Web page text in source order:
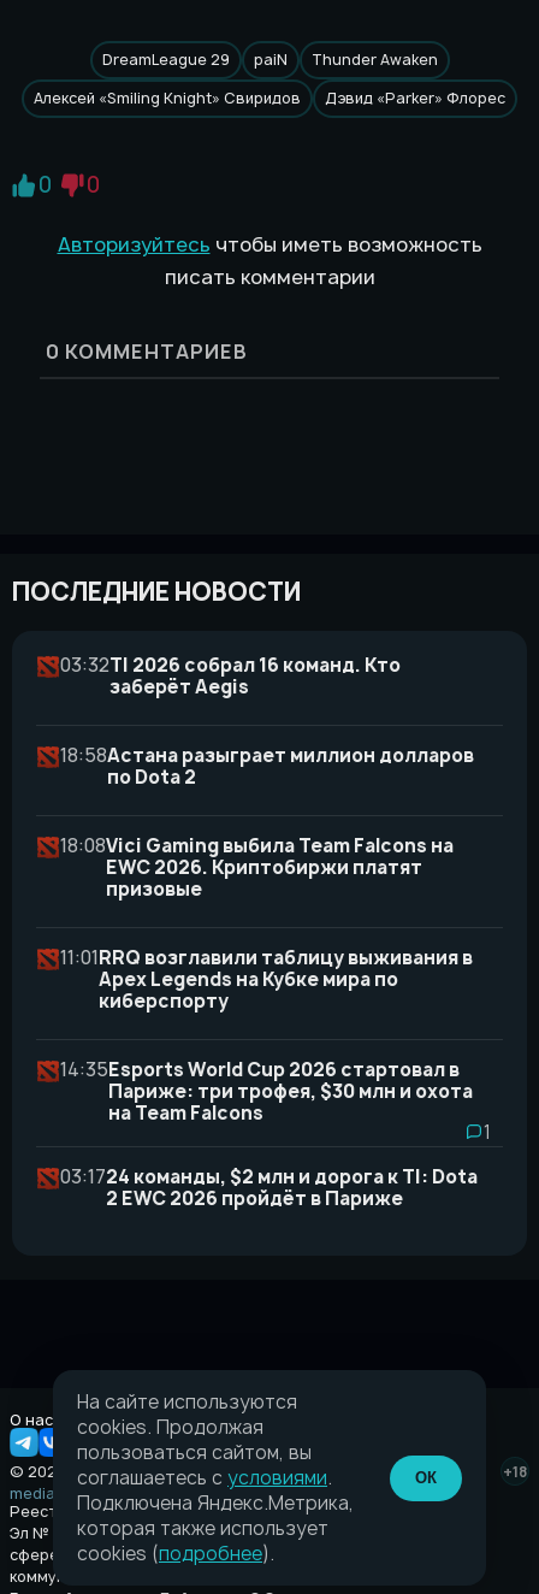
DreamLeague 29 paiN
Thunder Awaken
Алексей «Smiling Knight» Свиридов
Дэвид «Parker» Флорес
0 0
Авторизуйтесь чтобы иметь возможность
писать комментарии
0 КОММЕНТАРИЕВ
ПОСЛЕДНИЕ НОВОСТИ
03:32TI 2026 собрал 16 команд. Кто
заберёт Aegis
18:58Астана разыграет миллион долларов
по Dota 2
18:08Vici Gaming выбила Team Falcons на
EWC 2026. Криптобиржи платят
призовые
11:01RRQ возглавили таблицу выживания в
Apex Legends на Кубке мира по
киберспорту
14:35Esports World Cup 2026 стартовал в
Париже: три трофея, $30 млн и охота
на Team Falcons
1
03:1724 команды, $2 млн и дорога к TI: Dota
2 EWC 2026 пройдёт в Париже
О нас Правовая информация
© 2026 Taverna.gg
+18
media@taverna.gg
Реестровая запись:
Эл № ФС77-89710 выдано Федеральной службой по надзору в
сфере связи, информационных технологий и массовых
коммуникаций (Роскомнадзор) от 08 июля 2025.
На сайте используются
cookies. Продолжая
пользоваться сайтом, вы
соглашаетесь с условиями.
Подключена Яндекс.Метрика,
которая также использует
cookies (подробнее).
ОК